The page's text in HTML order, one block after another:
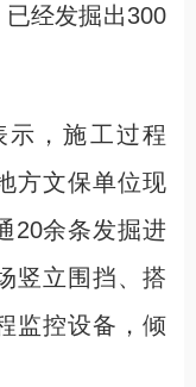
经发掘出300
，施工过程
方文保单位现
20余条发掘进
竖立围挡、搭
监控设备，倾